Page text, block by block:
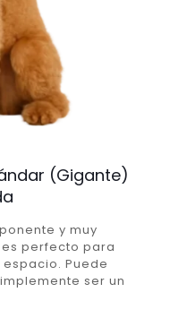
(Gigante)
y muy
perfecto para
Puede
ser un